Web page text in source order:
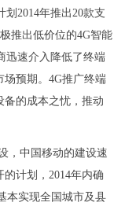
2014年推出20款支
推出低价位的4G智能
迅速介入降低了终端
预期。4G推广终端
备的成本之忧，推动
，中国移动的建设速
计划，2014年内确
本实现全国城市及县